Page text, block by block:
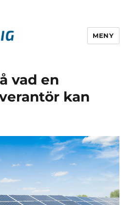
MENY
vad en
kan